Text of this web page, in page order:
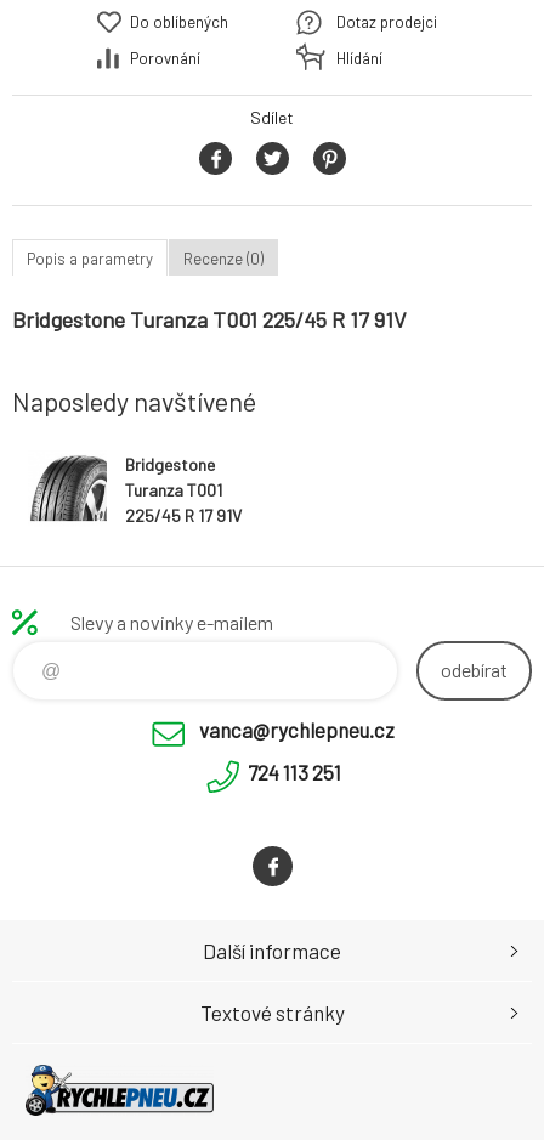
Do oblíbených
Porovnání
Dotaz prodejci
Hlídání
Sdílet
Popis a parametry Recenze (0)
Bridgestone Turanza T001 225/45 R 17 91V
Naposledy navštívené
Bridgestone
Turanza T001
225/45 R 17 91V
Slevy a novinky e-mailem
odebírat
vanca@rychlepneu.cz
724 113 251
Další informace
Textové stránky